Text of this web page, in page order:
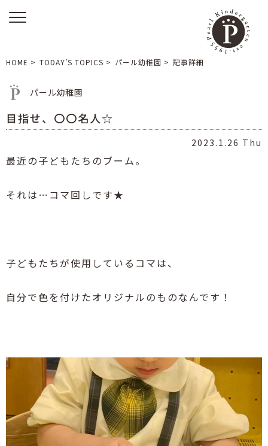
HOME > TODAY’S TOPICS > パール幼稚園 > 記事詳細
パール幼稚園
目指せ、〇〇名人☆
2023.1.26 Thu
最近の子どもたちのブーム。
それは … コマ回しです★
子どもたちが使用しているコマは、
自分で色を付けたオリジナルのものなんです！